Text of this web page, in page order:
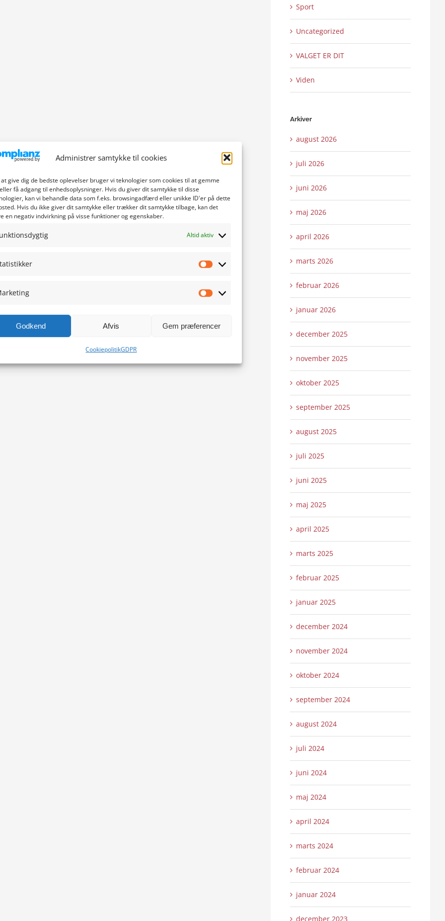
Administrer samtykke til cookies
at give dig de bedste oplevelser bruger vi teknologier som cookies til at gemme
få adgang til enhedsoplysninger. Hvis du giver dit samtykke til disse
kan vi behandle data som f.eks. browsingadfærd eller unikke ID'er på dette
Hvis du ikke giver dit samtykke eller trækker dit samtykke tilbage, kan det
en negativ indvirkning på visse funktioner og egenskaber.
Altid aktiv
Godkend Afvis Gem præferencer
CookiepolitikGDPR
Sport
Uncategorized
VALGET ER DIT
Viden
Arkiver
august 2026
juli 2026
juni 2026
maj 2026
april 2026
marts 2026
februar 2026
januar 2026
december 2025
november 2025
oktober 2025
september 2025
august 2025
juli 2025
juni 2025
maj 2025
april 2025
marts 2025
februar 2025
januar 2025
december 2024
november 2024
oktober 2024
september 2024
august 2024
juli 2024
juni 2024
maj 2024
april 2024
marts 2024
februar 2024
januar 2024
december 2023